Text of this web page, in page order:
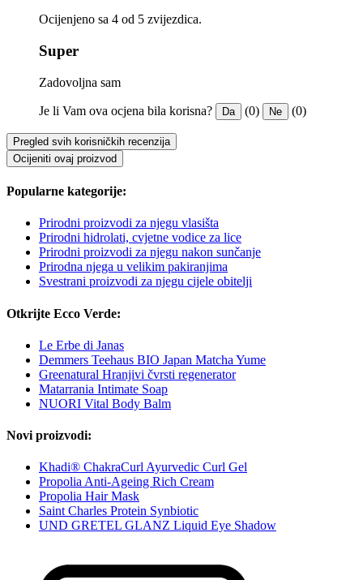
Ocijenjeno sa 4 od 5 zvijezdica.
Super
Zadovoljna sam
Je li Vam ova ocjena bila korisna? Da (0) Ne (0)
Pregled svih korisničkih recenzija
Ocijeniti ovaj proizvod
Popularne kategorije:
Prirodni proizvodi za njegu vlasišta
Prirodni hidrolati, cvjetne vodice za lice
Prirodni proizvodi za njegu nakon sunčanje
Prirodna njega u velikim pakiranjima
Svestrani proizvodi za njegu cijele obitelji
Otkrijte Ecco Verde:
Le Erbe di Janas
Demmers Teehaus BIO Japan Matcha Yume
Greenatural Hranjivi čvrsti regenerator
Matarrania Intimate Soap
NUORI Vital Body Balm
Novi proizvodi:
Khadi® ChakraCurl Ayurvedic Curl Gel
Propolia Anti-Ageing Rich Cream
Propolia Hair Mask
Saint Charles Protein Synbiotic
UND GRETEL GLANZ Liquid Eye Shadow